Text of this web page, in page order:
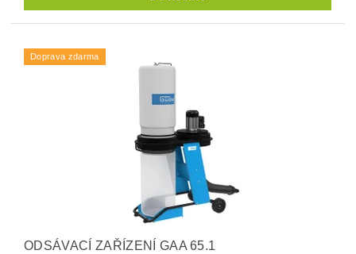
Doprava zdarma
ODSÁVACÍ ZAŘÍZENÍ GAA 65.1